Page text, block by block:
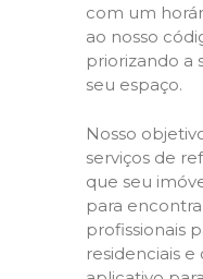
com um
ao nosso
priorizando a
seu espaço.
Nosso
serviços de
que seu
para
profissionais
residenciais